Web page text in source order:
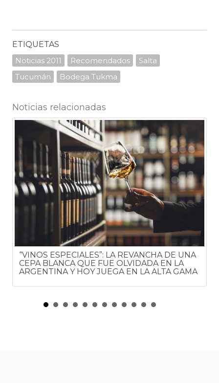
ETIQUETAS
Noticias 2011
Recomendados
Salta
Tucumán
Bodega Tukma
Noticias relacionadas
“VINOS ESPECIALES”: LA REVANCHA DE UNA
CEPA BLANCA QUE FUE OLVIDADA EN LA
ARGENTINA Y HOY JUEGA EN LA ALTA GAMA